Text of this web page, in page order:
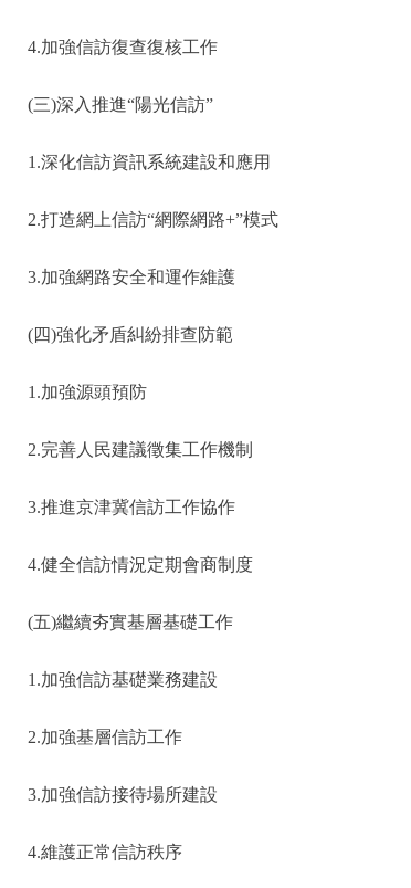
4.加強信訪復查復核工作
(三)深入推進“陽光信訪”
1.深化信訪資訊系統建設和應用
2.打造網上信訪“網際網路+”模式
3.加強網路安全和運作維護
(四)強化矛盾糾紛排查防範
1.加強源頭預防
2.完善人民建議徵集工作機制
3.推進京津冀信訪工作協作
4.健全信訪情況定期會商制度
(五)繼續夯實基層基礎工作
1.加強信訪基礎業務建設
2.加強基層信訪工作
3.加強信訪接待場所建設
4.維護正常信訪秩序